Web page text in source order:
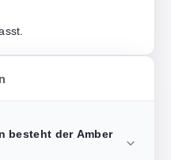
besteht der Amber